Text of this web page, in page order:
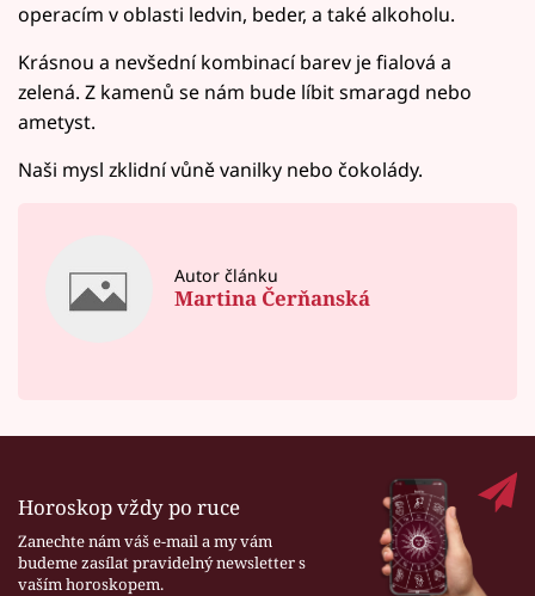
operacím v oblasti ledvin, beder, a také alkoholu.
Krásnou a nevšední kombinací barev je fialová a
zelená. Z kamenů se nám bude líbit smaragd nebo
ametyst.
Naši mysl zklidní vůně vanilky nebo čokolády.
Autor článku
Martina Čerňanská
Horoskop vždy po ruce
Zanechte nám váš e-mail a my vám
budeme zasílat pravidelný newsletter s
vaším horoskopem.